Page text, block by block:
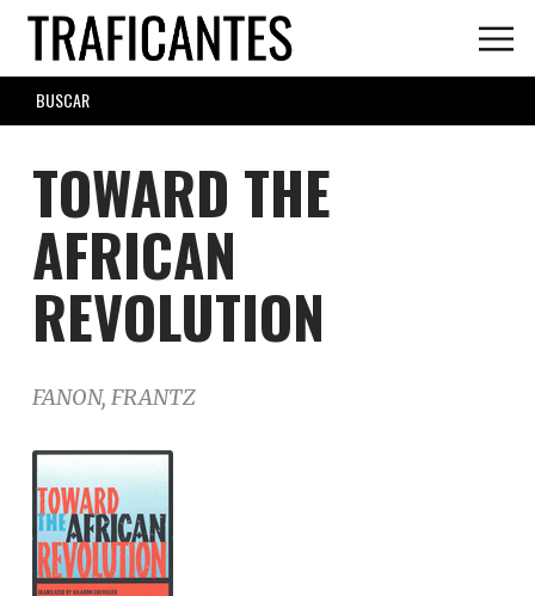
Skip
main
content
SEARCH
FORM
TOWARD THE
AFRICAN
REVOLUTION
FANON, FRANTZ